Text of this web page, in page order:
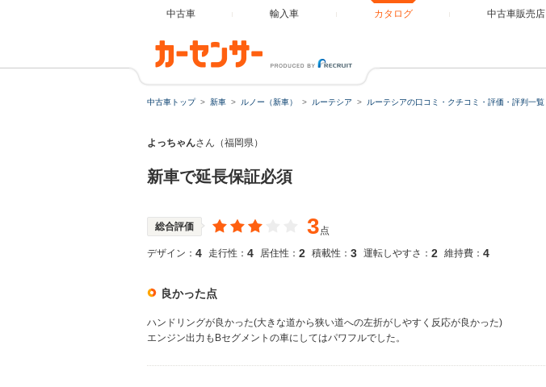
中古車 輸入車 カタログ 中古車販売店
中古車トップ 新車 ルノー（新車） ルーテシア ルーテシアの口コミ・クチコミ・評価・評判一覧
よっちゃんさん（福岡県）
新車で延長保証必須
総合評価 3点
デザイン： 4 走行性： 4 居住性： 2 積載性： 3 運転しやすさ： 2 維持費： 4
良かった点
ハンドリングが良かった(大きな道から狭い道への左折がしやすく反応が良かった)
エンジン出力もBセグメントの車にしてはパワフルでした。